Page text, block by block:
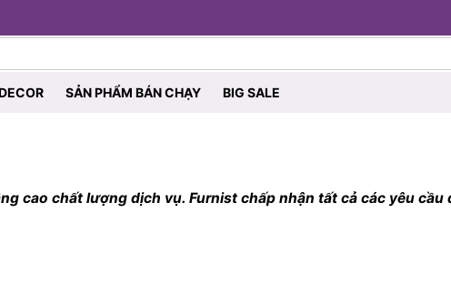
SẢN PHẨM BÁN CHẠY BIG SALE
cao chất lượng dịch vụ. Furnist chấp nhận tất cả các yêu